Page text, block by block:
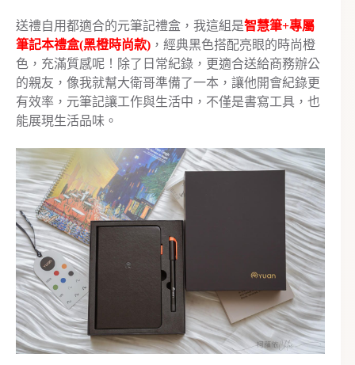
送禮自用都適合的元筆記禮盒，我這組是智慧筆+專屬
筆記本禮盒(黑橙時尚款) ，經典黑色搭配亮眼的時尚橙
色，充滿質感呢！除了日常紀錄，更適合送給商務辦公
的親友，像我就幫大衛哥準備了一本，讓他開會紀錄更
有效率，元筆記讓工作與生活中，不僅是書寫工具，也
能展現生活品味。